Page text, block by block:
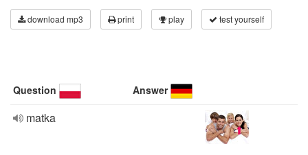
download mp3 print play test yourself
Question Answer
matka